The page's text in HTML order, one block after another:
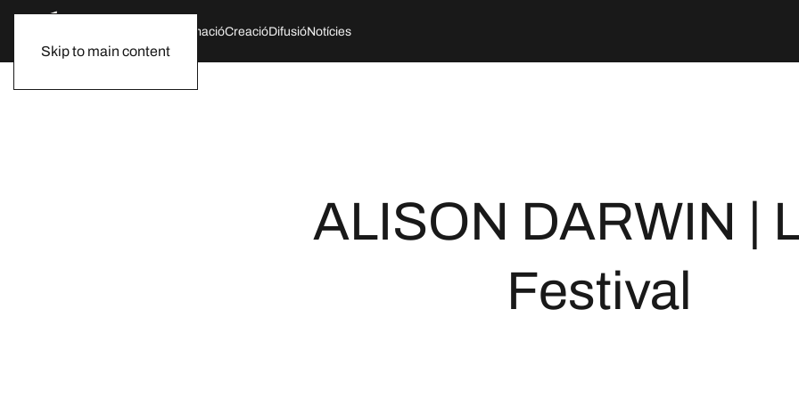
Skip to main content
FormacióCreacióDifusióNotícies
ALISON DARWIN |
Festival